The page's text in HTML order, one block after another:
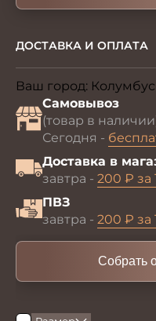
ДОСТАВКА И ОПЛАТА
Ваш город: Колумбус
Самовывоз
(товар в
Сегодня -
Доставка в
завтра - 200 ₽ за
ПВЗ
завтра - 200 ₽ за
Собрать